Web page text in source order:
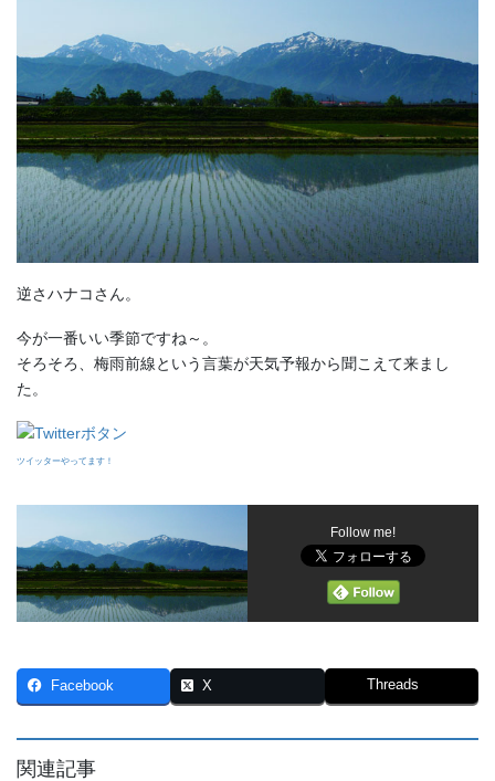
逆さハナコさん。
今が一番いい季節ですね～。
そろそろ、梅雨前線という言葉が天気予報から聞こえて来まし
た。
ツイッターやってます！
Follow me!
Facebook X Threads
関連記事